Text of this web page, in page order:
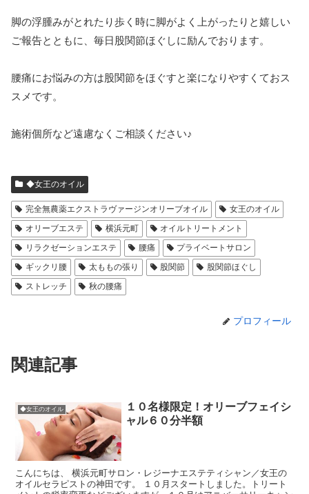
脚の浮腫みがとれたり歩く時に脚がよく上がったりと嬉しい
ご報告とともに、毎日股関節ほぐしに励んでおります。
腰痛にお悩みの方は股関節をほぐすと楽になりやすくておス
スメです。
施術個所など遠慮なくご相談ください♪
◆女王のオイル
完全無農薬エクストラヴァージンオリーブオイル
女王のオイル
オリーブエステ
横浜元町
オイルトリートメント
リラクゼーションエステ
腰痛
プライベートサロン
ギックリ腰
太ももの張り 股関節
股関節ほぐし
ストレッチ
秋の腰痛
プロフィール
関連記事
◆女王のオイル
１０名様限定！オリーブフェイシ
ャル６０分半額
こんにちは、 横浜元町サロン・レジーナエステティシャン／女王の
オイルセラピストの神田です。 １０月スタートしました。トリート